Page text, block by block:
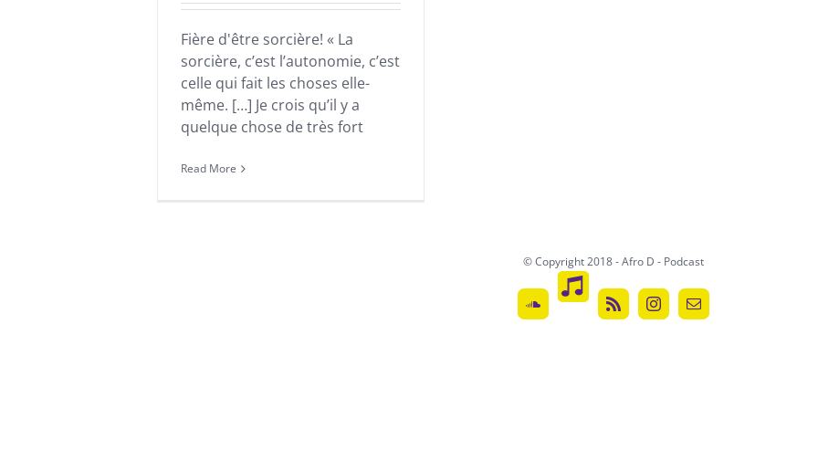
Fière d'être sorcière! « La
sorcière, c’est l’autonomie, c’est
celle qui fait les choses elle-
même. […] Je crois qu’il y a
quelque chose de très fort
Read More
© Copyright 2018 - Afro D - Podcast
SoundCloud
ITunes-
PodcastRss Instagram
Email